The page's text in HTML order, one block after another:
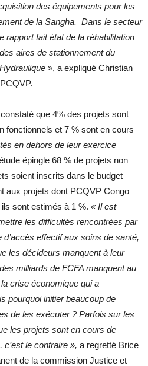
des équipements pour les
de la Sangha. Dans le secteur
rapport fait état de la réhabilitation
aires de stationnement du
», a expliqué Christian
que 4% des projets sont
fonctionnels et 7 % sont en cours
en dehors de leur exercice
épingle 68 % de projets non
soient inscrits dans le budget
aux projets dont PCQVP Congo
ils sont estimés à 1 %. « Il est
les difficultés rencontrées par
effectif aux soins de santé,
les décideurs manquent à leur
milliards de FCFA manquent au
crise économique qui a
pourquoi initier beaucoup de
de les exécuter ? Parfois sur les
les projets sont en cours de
le contraire », a regretté Brice
de la commission Justice et